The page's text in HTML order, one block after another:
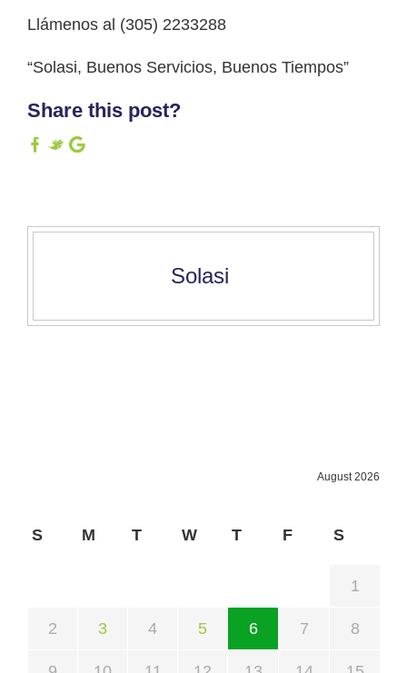
Llámenos al (305) 2233288
“Solasi, Buenos Servicios, Buenos Tiempos”
Share this post?
Solasi
August 2026
S M T W T F S
1
2 3 4 5 6 7 8